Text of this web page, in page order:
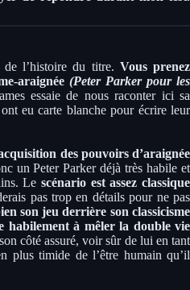
l’histoire du titre. Vous prenez
araignée (Peter Parker pour les
essaie de nous raconter ici sa
eu carte blanche pour écrire leur
des pouvoirs d’araignée
un Peter Parker déjà très habile et
Le scénario est assez classique
pas trop en détails pour ne pas
son jeu derrière son classicisme
habilement à mêler la double vie
côté assuré, voir sûr de lui en tant
plus timide de l’être humain qu’il